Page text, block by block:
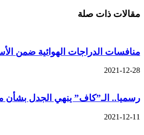
مقالات ذات صلة
منافسات الدراجات الهوائية ضمن
2021-12-28
رسميا.. الـ”كاف” ينهي الجدل بشأن
2021-12-11